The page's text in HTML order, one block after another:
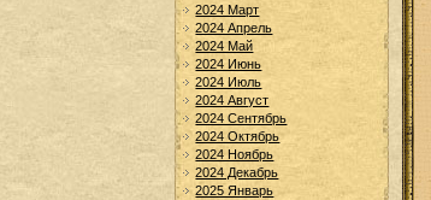
2024 Март
2024 Апрель
2024 Май
2024 Июнь
2024 Июль
2024 Август
2024 Сентябрь
2024 Октябрь
2024 Ноябрь
2024 Декабрь
2025 Январь